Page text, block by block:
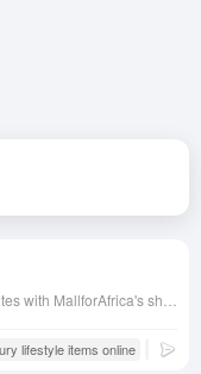
lifestyle items online #